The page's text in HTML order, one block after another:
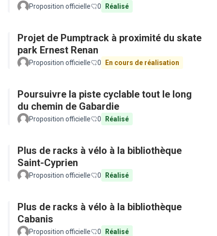
Proposition officielle 0 Réalisé
Projet de Pumptrack à proximité du skate
park Ernest Renan
Proposition officielle 0 En cours de réalisation
Poursuivre la piste cyclable tout le long
du chemin de Gabardie
Proposition officielle 0 Réalisé
Plus de racks à vélo à la bibliothèque
Saint-Cyprien
Proposition officielle 0 Réalisé
Plus de racks à vélo à la bibliothèque
Cabanis
Proposition officielle 0 Réalisé